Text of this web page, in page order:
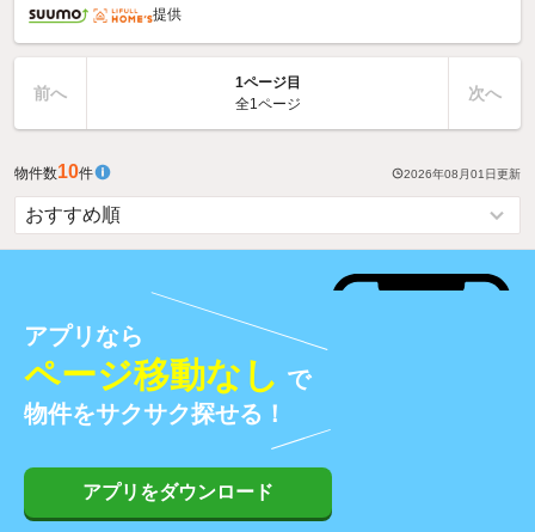
提供
前へ
1ページ目
全1ページ
次へ
物件数10件 2026年08月01日更新
アプリなら
ページ移動なし で
物件をサクサク探せる！
アプリをダウンロード